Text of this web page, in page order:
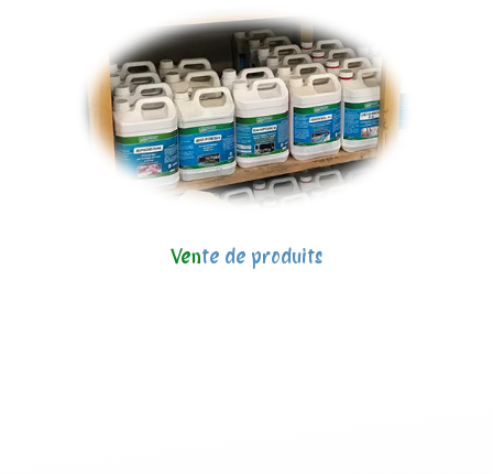
Vente de produits